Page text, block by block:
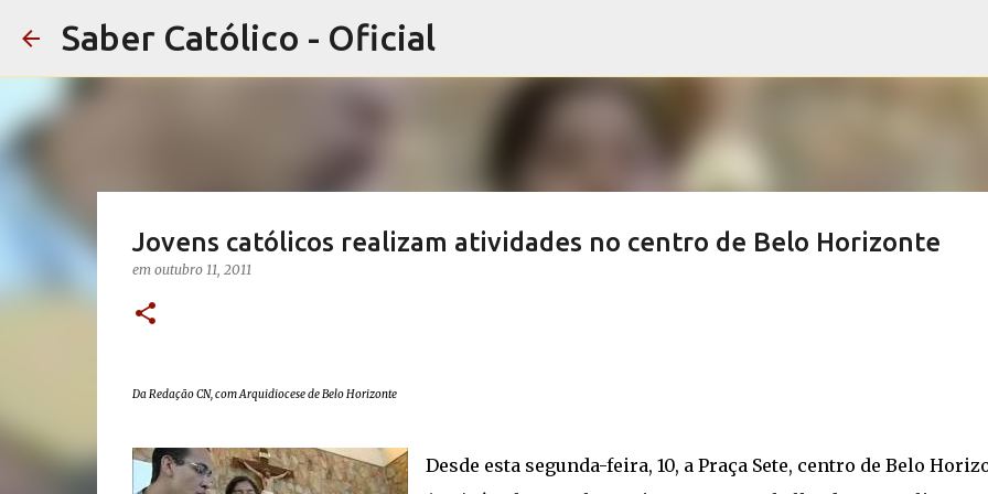
Saber Católico - Oficial
Jovens católicos realizam atividades no centro de Belo Horizonte
em outubro 11, 2011
Da Redação CN, com Arquidiocese de Belo Horizonte
Desde esta segunda-feira, 10, a Praça Sete, centro de Belo